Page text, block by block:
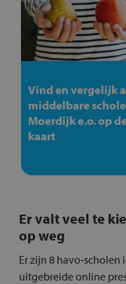
Vind en vergelijk
middelbare
Moerdijk e.o. op
kaart
Er valt veel te
op weg
Er zijn 8 havo-scholen
uitgebreide online